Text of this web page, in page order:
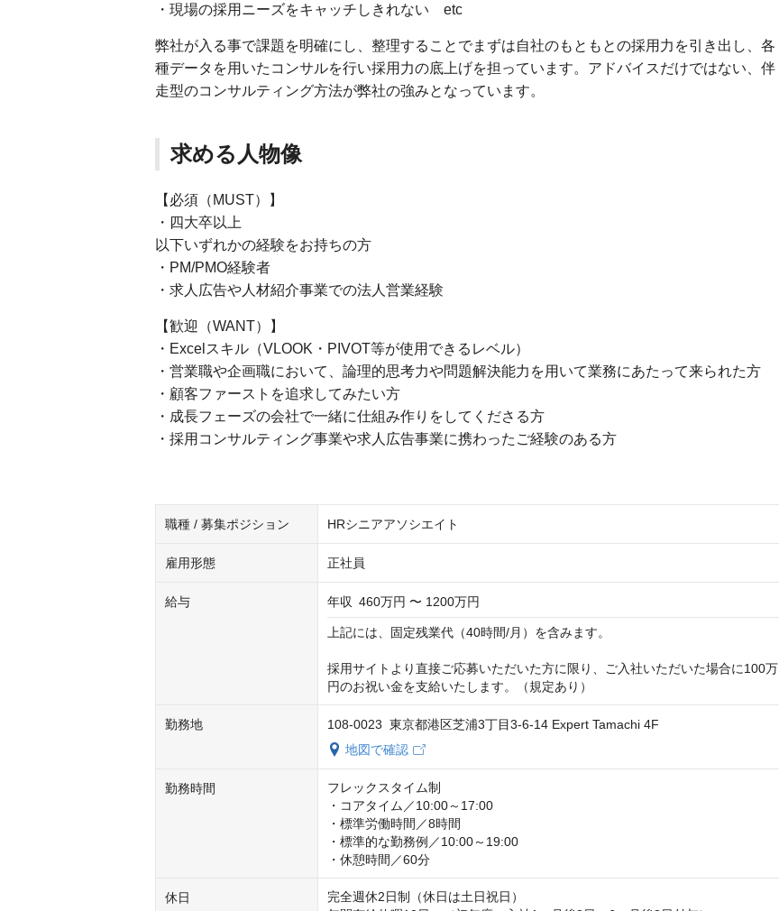
・現場の採用ニーズをキャッチしきれない etc
弊社が入る事で課題を明確にし、整理することでまずは自社のもともとの採用力を引き出し、各
種データを用いたコンサルを行い採用力の底上げを担っています。アドバイスだけではない、伴
走型のコンサルティング方法が弊社の強みとなっています。
求める人物像
【必須（MUST）】
・四大卒以上
以下いずれかの経験をお持ちの方
・PM/PMO経験者
・求人広告や人材紹介事業での法人営業経験
【歓迎（WANT）】
・Excelスキル（VLOOK・PIVOT等が使用できるレベル）
・営業職や企画職において、論理的思考力や問題解決能力を用いて業務にあたって来られた方
・顧客ファーストを追求してみたい方
・成長フェーズの会社で一緒に仕組み作りをしてくださる方
・採用コンサルティング事業や求人広告事業に携わったご経験のある方
職種 / 募集ポジション HRシニアアソシエイト
雇用形態 正社員
給与 年収 460万円 〜 1200万円
上記には、固定残業代（40時間/月）を含みます。
採用サイトより直接ご応募いただいた方に限り、ご入社いただいた場合に100万
円のお祝い金を支給いたします。（規定あり）
勤務地
108-0023 東京都港区芝浦3丁目3-6-14 Expert Tamachi 4F
地図で確認
勤務時間
フレックスタイム制
・コアタイム／10:00～17:00
・標準労働時間／8時間
・標準的な勤務例／10:00～19:00
・休憩時間／60分
休日
完全週休2日制（休日は土日祝日）